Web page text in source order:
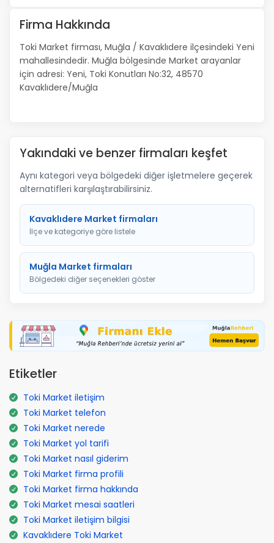
Firma Hakkında
Toki Market firması, Muğla / Kavaklıdere ilçesindeki Yeni
mahallesindedir. Muğla bölgesinde Market arayanlar
için adresi: Yeni, Toki Konutları No:32, 48570
Kavaklıdere/Muğla
Yakındaki ve benzer firmaları keşfet
Aynı kategori veya bölgedeki diğer işletmelere geçerek
alternatifleri karşılaştırabilirsiniz.
Kavaklıdere Market firmaları
İlçe ve kategoriye göre listele
Muğla Market firmaları
Bölgedeki diğer seçenekleri göster
Etiketler
Toki Market iletişim
Toki Market telefon
Toki Market nerede
Toki Market yol tarifi
Toki Market nasıl giderim
Toki Market firma profili
Toki Market firma hakkında
Toki Market mesai saatleri
Toki Market iletişim bilgisi
Kavaklıdere Toki Market